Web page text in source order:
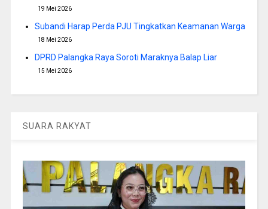
19 Mei 2026
Subandi Harap Perda PJU Tingkatkan Keamanan Warga
18 Mei 2026
DPRD Palangka Raya Soroti Maraknya Balap Liar
15 Mei 2026
SUARA RAKYAT